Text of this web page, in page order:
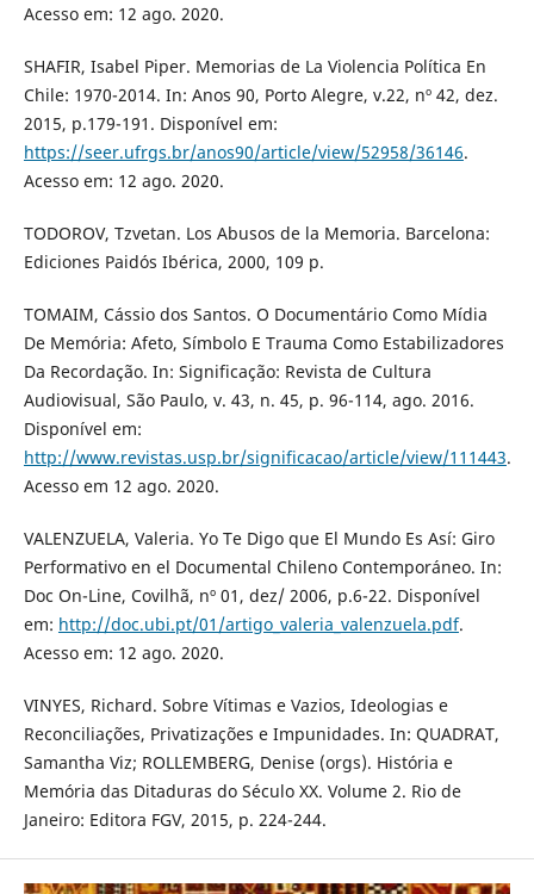
Acesso em: 12 ago. 2020.
SHAFIR, Isabel Piper. Memorias de La Violencia Política En
Chile: 1970-2014. In: Anos 90, Porto Alegre, v.22, nº 42, dez.
2015, p.179-191. Disponível em:
https://seer.ufrgs.br/anos90/article/view/52958/36146.
Acesso em: 12 ago. 2020.
TODOROV, Tzvetan. Los Abusos de la Memoria. Barcelona:
Ediciones Paidós Ibérica, 2000, 109 p.
TOMAIM, Cássio dos Santos. O Documentário Como Mídia
De Memória: Afeto, Símbolo E Trauma Como Estabilizadores
Da Recordação. In: Significação: Revista de Cultura
Audiovisual, São Paulo, v. 43, n. 45, p. 96-114, ago. 2016.
Disponível em:
http://www.revistas.usp.br/significacao/article/view/111443.
Acesso em 12 ago. 2020.
VALENZUELA, Valeria. Yo Te Digo que El Mundo Es Así: Giro
Performativo en el Documental Chileno Contemporáneo. In:
Doc On-Line, Covilhã, nº 01, dez/ 2006, p.6-22. Disponível
em: http://doc.ubi.pt/01/artigo_valeria_valenzuela.pdf.
Acesso em: 12 ago. 2020.
VINYES, Richard. Sobre Vítimas e Vazios, Ideologias e
Reconciliações, Privatizações e Impunidades. In: QUADRAT,
Samantha Viz; ROLLEMBERG, Denise (orgs). História e
Memória das Ditaduras do Século XX. Volume 2. Rio de
Janeiro: Editora FGV, 2015, p. 224-244.